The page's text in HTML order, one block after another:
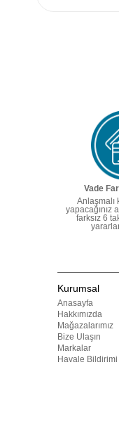
Vade
Anlaşmalı
yapacağınız
farksız 6
Kurumsal
Anasayfa
Hakkımızda
Mağazalarımız
Bize Ulaşın
Markalar
Havale Bildirimi